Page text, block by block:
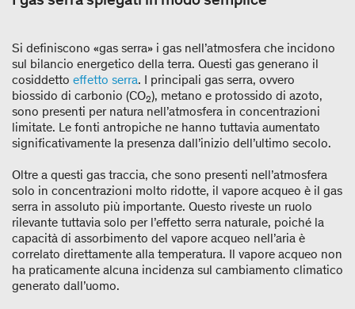
Si definiscono «gas serra» i gas nell’atmosfera che incidono
sul bilancio energetico della terra. Questi gas generano il
cosiddetto effetto serra. I principali gas serra, ovvero
biossido di carbonio (CO2), metano e protossido di azoto,
sono presenti per natura nell’atmosfera in concentrazioni
limitate. Le fonti antropiche ne hanno tuttavia aumentato
significativamente la presenza dall’inizio dell’ultimo secolo.
Oltre a questi gas traccia, che sono presenti nell’atmosfera
solo in concentrazioni molto ridotte, il vapore acqueo è il gas
serra in assoluto più importante. Questo riveste un ruolo
rilevante tuttavia solo per l’effetto serra naturale, poiché la
capacità di assorbimento del vapore acqueo nell’aria è
correlato direttamente alla temperatura. Il vapore acqueo non
ha praticamente alcuna incidenza sul cambiamento climatico
generato dall’uomo.